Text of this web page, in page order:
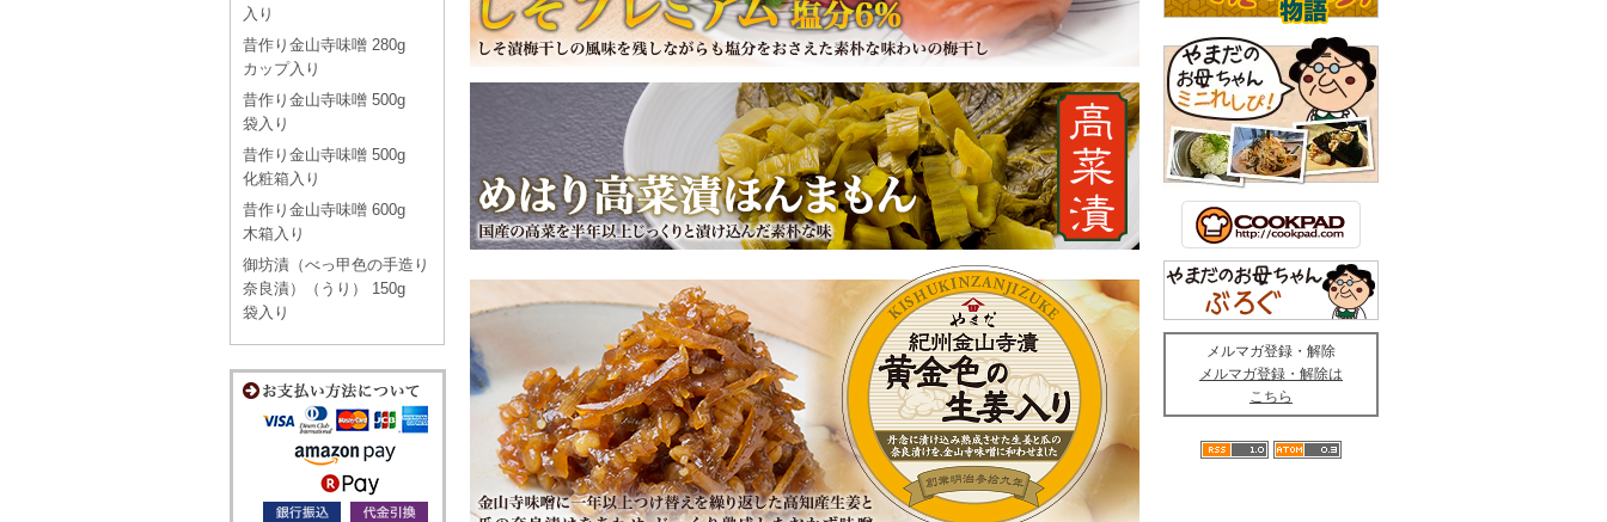
入り
昔作り金山寺味噌 280g
カップ入り
昔作り金山寺味噌 500g
袋入り
昔作り金山寺味噌 500g
化粧箱入り
昔作り金山寺味噌 600g
木箱入り
御坊漬（べっ甲色の手造り
奈良漬）（うり） 150g
袋入り
メルマガ登録・解除
メルマガ登録・解除は
こちら